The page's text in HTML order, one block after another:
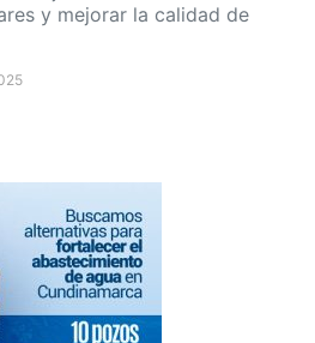
y mejorar la calidad de